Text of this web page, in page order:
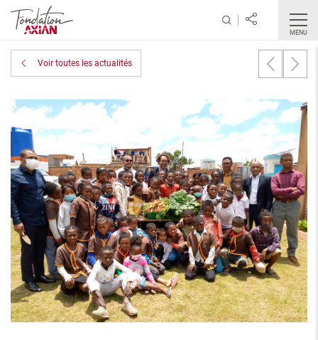
MENU
Voir toutes les actualités